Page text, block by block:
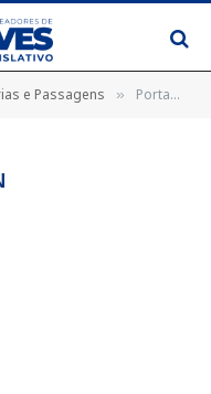
e Passagens » Portaria 2017 018 A jan